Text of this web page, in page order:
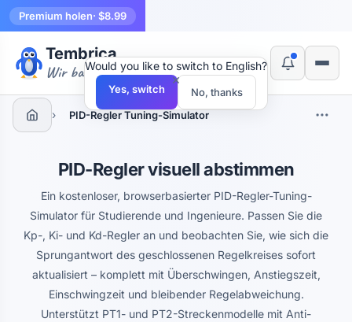
Premium holen· $8.99
Tembrica
Wir bauen Werkzeuge
› PID-Regler Tuning-Simulator
PID-Regler visuell abstimmen
Ein kostenloser, browserbasierter PID-Regler-Tuning-
Simulator für Studierende und Ingenieure. Passen Sie die
Kp-, Ki- und Kd-Regler an und beobachten Sie, wie sich die
Sprungantwort des geschlossenen Regelkreises sofort
aktualisiert – komplett mit Überschwingen, Anstiegszeit,
Einschwingzeit und bleibender Regelabweichung.
Unterstützt PT1- und PT2-Streckenmodelle mit Anti-
×
Would you like to switch to English?
Yes, switch No, thanks